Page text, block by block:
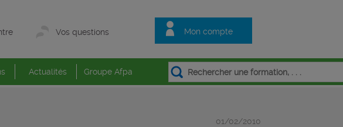
Mon compte
Vos questions
Actualités Groupe Afpa
01/02/2010